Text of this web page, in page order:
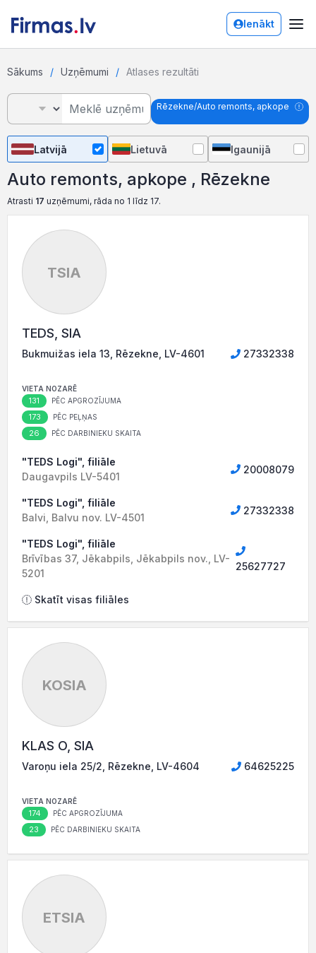
Ienākt
Sākums Uzņēmumi Atlases rezultāti
Rēzekne/Auto remonts, apkope
Latvijā Lietuvā Igaunijā
Auto remonts, apkope , Rēzekne
Atrasti 17 uzņēmumi, rāda no 1 līdz 17.
TSIA
TEDS, SIA
Bukmuižas iela 13, Rēzekne, LV-4601 27332338
VIETA NOZARĒ
131 PĒC APGROZĪJUMA
173 PĒC PEĻŅAS
26 PĒC DARBINIEKU SKAITA
"TEDS Logi", filiāle
Daugavpils LV-5401
20008079
"TEDS Logi", filiāle
Balvi, Balvu nov. LV-4501
27332338
"TEDS Logi", filiāle
Brīvības 37, Jēkabpils, Jēkabpils nov., LV-
5201
25627727
Skatīt visas filiāles
KOSIA
KLAS O, SIA
Varoņu iela 25/2, Rēzekne, LV-4604 64625225
VIETA NOZARĒ
174 PĒC APGROZĪJUMA
23 PĒC DARBINIEKU SKAITA
ETSIA